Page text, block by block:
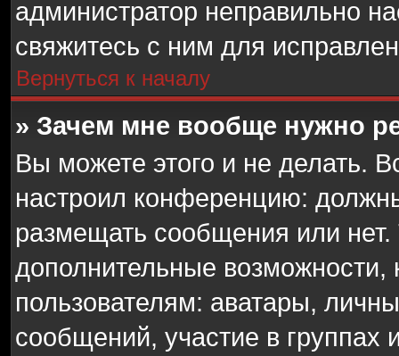
администратор неправильно
свяжитесь с ним для
Вернуться к началу
» Зачем мне вообще нужно
Вы можете этого и не делать.
настроил конференцию:
размещать сообщения или
дополнительные
пользователям: аватары,
сообщений, участие в группах